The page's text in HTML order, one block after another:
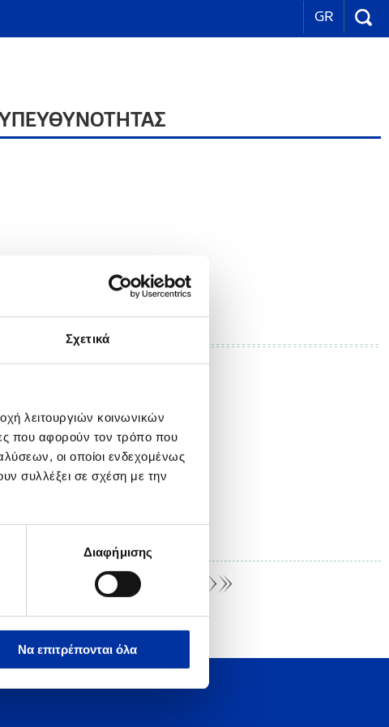
Σχετικά
λειτουργιών κοινωνικών
που αφορούν τον τρόπο που
οι οποίοι ενδεχομένως
συλλέξει σε σχέση με την
Διαφήμισης
Να επιτρέπονται όλα
GR
ΥΠΕΥΘΥΝΟΤΗΤΑΣ